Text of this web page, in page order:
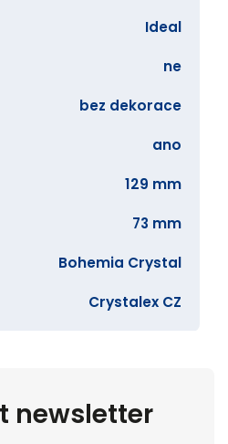
Ideal
ne
bez dekorace
ano
129 mm
73 mm
Bohemia Crystal
Crystalex CZ
newsletter